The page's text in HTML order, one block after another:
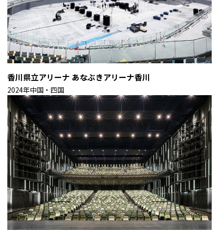
香川県立アリーナ あなぶきアリーナ香川
2024年中国・四国